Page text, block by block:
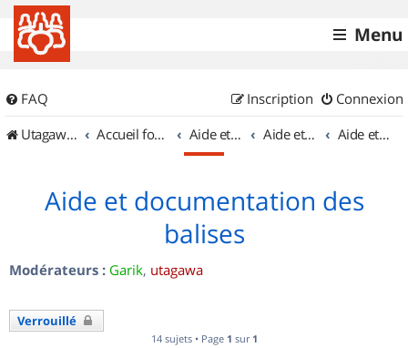
Menu
FAQ Connexion
Inscription
UtagawaVTT (Randos VTT et VTTAE avec traces GPS)
Accueil forum Aide et documentation Aide et documentation Aide et documentation des balises
Aide et documentation des
balises
Modérateurs : Garik, utagawa
Verrouillé
14 sujets • Page 1 sur 1